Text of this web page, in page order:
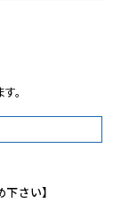
。
さい】